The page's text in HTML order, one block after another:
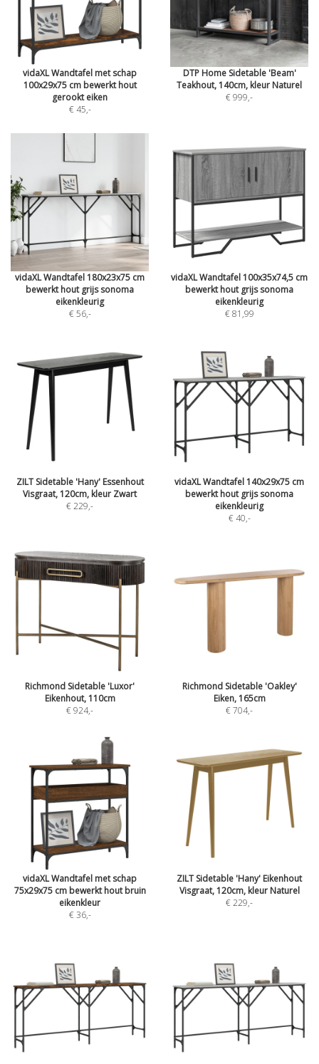
vidaXL Wandtafel met schap
100x29x75 cm bewerkt hout
gerookt eiken
€ 45,-
DTP Home Sidetable 'Beam'
Teakhout, 140cm, kleur Naturel
€ 999,-
vidaXL Wandtafel 180x23x75 cm
bewerkt hout grijs sonoma
eikenkleurig
€ 56,-
vidaXL Wandtafel 100x35x74,5 cm
bewerkt hout grijs sonoma
eikenkleurig
€ 81,99
ZILT Sidetable 'Hany' Essenhout
Visgraat, 120cm, kleur Zwart
€ 229,-
vidaXL Wandtafel 140x29x75 cm
bewerkt hout grijs sonoma
eikenkleurig
€ 40,-
Richmond Sidetable 'Luxor'
Eikenhout, 110cm
€ 924,-
Richmond Sidetable 'Oakley'
Eiken, 165cm
€ 704,-
vidaXL Wandtafel met schap
75x29x75 cm bewerkt hout bruin
eikenkleur
€ 36,-
ZILT Sidetable 'Hany' Eikenhout
Visgraat, 120cm, kleur Naturel
€ 229,-